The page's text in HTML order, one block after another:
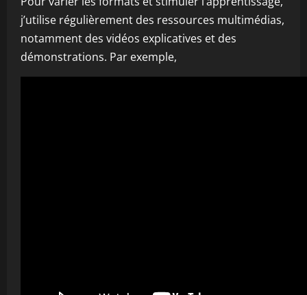
j’utilise régulièrement des ressources multimédias,
notamment des vidéos explicatives et des
démonstrations. Par exemple,